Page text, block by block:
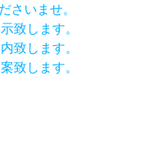
さいませ。
致します。
致します。
致します。